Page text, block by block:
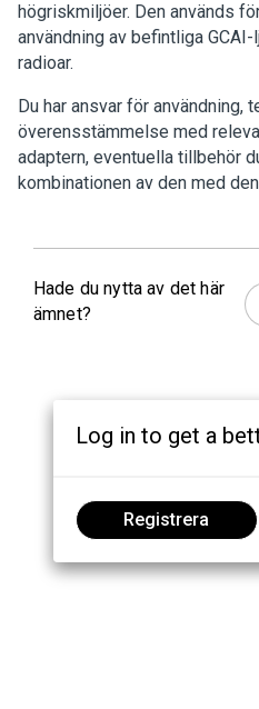
högriskmiljöer. Den används
användning av befintliga
radioar.
Du har ansvar för användning,
överensstämmelse med
adaptern, eventuella tillbehör
kombinationen av den med
Hade du nytta av det här
ämnet?
Log in to get a
Registrera